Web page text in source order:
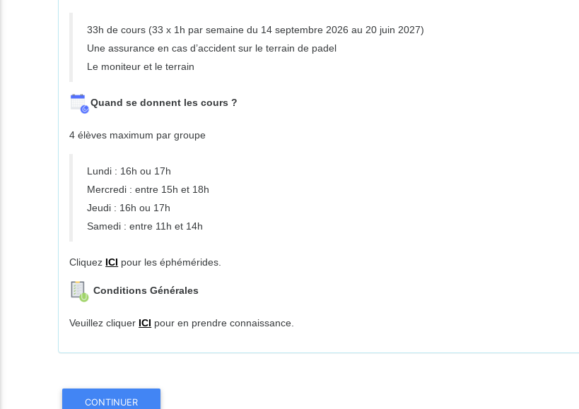
33h de cours (33 x 1h par semaine du 14 septembre 2026 au 20 juin 2027)
Une assurance en cas d’accident sur le terrain de padel
Le moniteur et le terrain
Quand se donnent les cours ?
4 élèves maximum par groupe
Lundi : 16h ou 17h
Mercredi : entre 15h et 18h
Jeudi : 16h ou 17h
Samedi : entre 11h et 14h
Cliquez ICI pour les éphémérides.
Conditions Générales
Veuillez cliquer ICI pour en prendre connaissance.
CONTINUER